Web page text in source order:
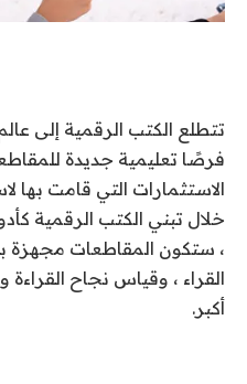
تتطلع الكتب الرقمية إلى
فرصًا تعليمية جديدة
الاستثمارات التي قامت بها
خلال تبني الكتب الرقمية
، ستكون المقاطعات مجهزة
القراء ، وقياس نجاح
أكبر.